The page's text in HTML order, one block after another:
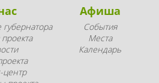
центр
Афиша
События
Места
Календарь